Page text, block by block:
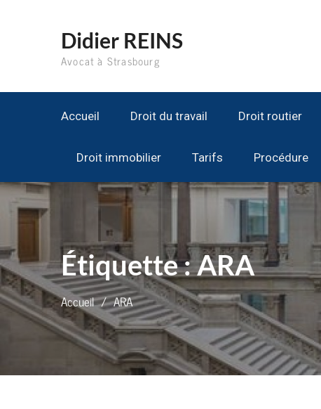
Didier REINS
Avocat à Strasbourg
Accueil Droit du travail Droit routier
Droit immobilier Tarifs Procédure
Étiquette :ARA
Accueil ARA